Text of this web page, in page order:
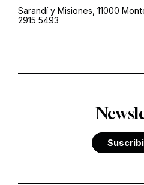
Sarandí y Misiones, 11000
2915 5493